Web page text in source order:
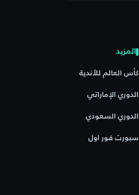
المزيد
كأس العالم للأندية
الدوري الإماراتي
الدوري السعودي
سبورت فور اول